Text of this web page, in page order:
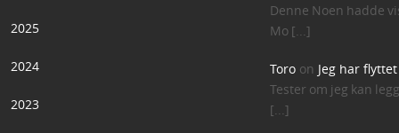
2025
2024
2023
Denne Noen hadde
Mo [...]
Toro on Jeg har
Tester om jeg kan
[...]